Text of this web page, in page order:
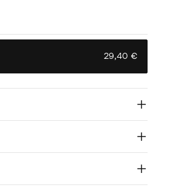
29,40 €